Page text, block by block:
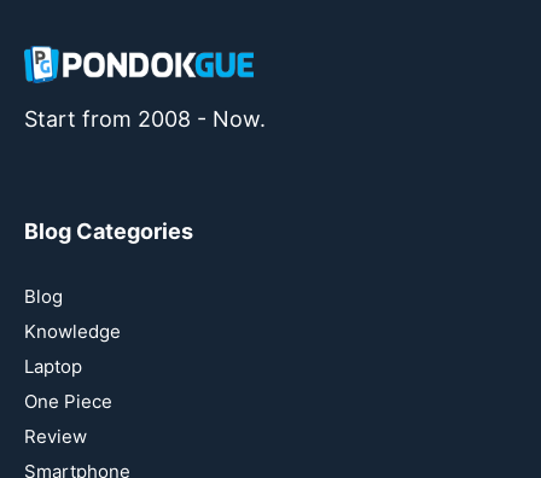
Start from 2008 - Now.
Blog Categories
Blog
Knowledge
Laptop
One Piece
Review
Smartphone